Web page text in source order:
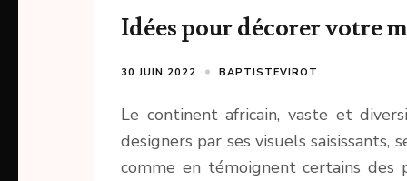
Idées pour décorer votre
30 JUIN 2022 BAPTISTEVIROT
Le continent africain, vaste et
designers par ses visuels saisissants,
comme en témoignent certains